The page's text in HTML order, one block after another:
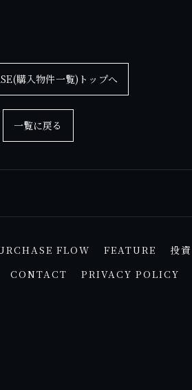
購入物件一覧)トップへ
一覧に戻る
FLOW FEATURE 投資
CONTACT PRIVACY POLICY